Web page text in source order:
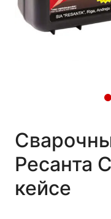
Ресанта
кейсе